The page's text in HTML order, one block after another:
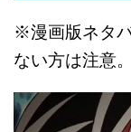
※漫画版ネタ
ない方は注意。